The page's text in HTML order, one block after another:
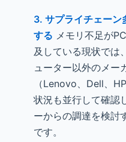
3. サプライチェーン
する メモリ不足が
及している現状では
ューター以外のメー
（Lenovo、Dell、
状況も並行して確認
ーからの調達を検討
です。